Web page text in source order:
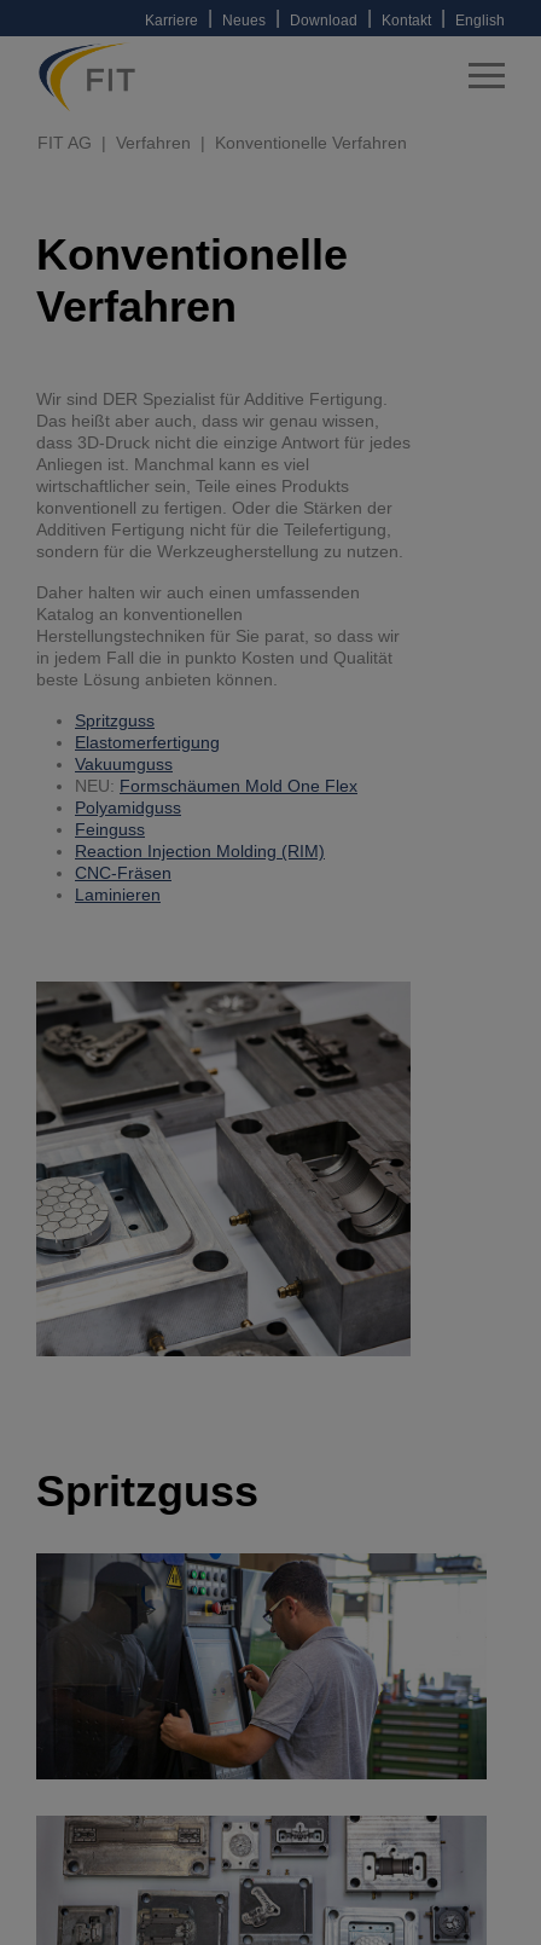
Karriere Neues Download Kontakt English
FIT AG Verfahren Konventionelle Verfahren
Konventionelle
Verfahren
Wir sind DER Spezialist für Additive Fertigung.
Das heißt aber auch, dass wir genau wissen,
dass 3D-Druck nicht die einzige Antwort für jedes
Anliegen ist. Manchmal kann es viel
wirtschaftlicher sein, Teile eines Produkts
konventionell zu fertigen. Oder die Stärken der
Additiven Fertigung nicht für die Teilefertigung,
sondern für die Werkzeugherstellung zu nutzen.
Daher halten wir auch einen umfassenden
Katalog an konventionellen
Herstellungstechniken für Sie parat, so dass wir
in jedem Fall die in punkto Kosten und Qualität
beste Lösung anbieten können.
Spritzguss
Elastomerfertigung
Vakuumguss
NEU: Formschäumen Mold One Flex
Polyamidguss
Feinguss
Reaction Injection Molding (RIM)
CNC-Fräsen
Laminieren
Spritzguss